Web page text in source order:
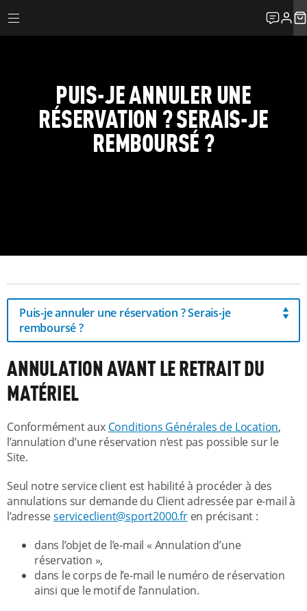
PUIS-JE ANNULER UNE
RÉSERVATION ? SERAIS-JE
REMBOURSÉ ?
Puis-je annuler une réservation ? Serais-je
remboursé ?
ANNULATION AVANT LE RETRAIT DU
MATÉRIEL
Conformément aux Conditions Générales de Location,
l’annulation d’une réservation n’est pas possible sur le
Site.
Seul notre service client est habilité à procéder à des
annulations sur demande du Client adressée par e-mail à
l’adresseserviceclient@sport2000.fren précisant :
dans l’objet de l’e-mail « Annulation d’une
réservation »,
dans le corps de l’e-mail le numéro de réservation
ainsi que le motif de l’annulation.